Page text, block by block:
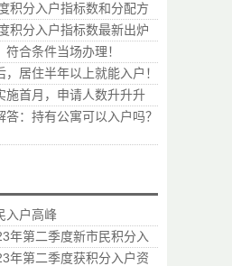
积分入户指标数和分配方
积分入户指标数最新出炉
合条件当场办理！
居住半年以上就能入户！
施首月，申请人数升升升
：持有公寓可以入户吗？
入户高峰
年第二季度新市民积分入
年第二季度获积分入户资